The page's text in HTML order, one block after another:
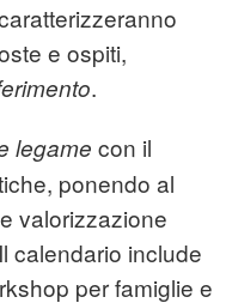
e ospiti,
.
legame con il
ponendo al
valorizzazione
calendario include
per famiglie e